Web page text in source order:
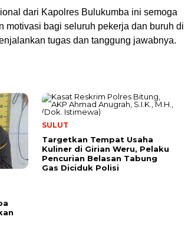
dari Kapolres Bulukumba ini semoga
motivasi bagi seluruh pekerja dan buruh di
tugas dan tanggung jawabnya.
SULUT
Targetkan Tempat Usaha
Kuliner di Girian Weru, Pelaku
Pencurian Belasan Tabung
Gas Diciduk Polisi